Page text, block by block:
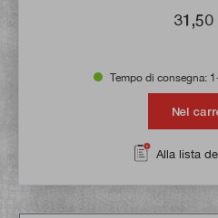
31,50
Tempo di consegna:
Nel
Alla lista